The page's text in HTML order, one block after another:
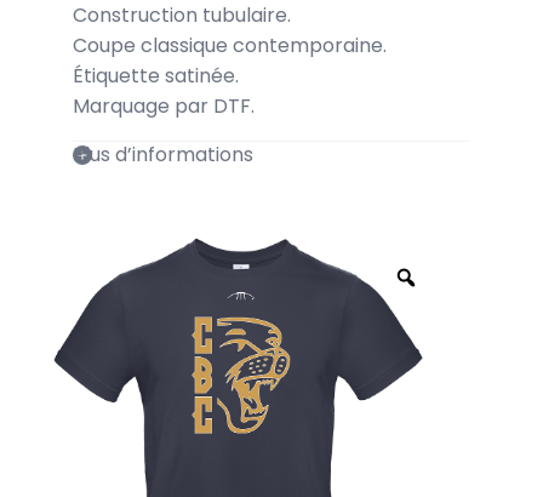
Construction tubulaire.
Coupe classique contemporaine.
Étiquette satinée.
Marquage par DTF.
Plus d’informations